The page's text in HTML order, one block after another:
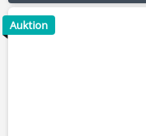
Auktion